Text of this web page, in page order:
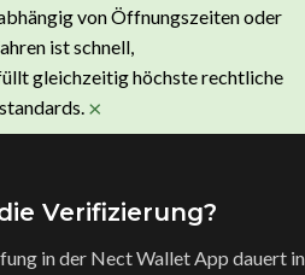
von Öffnungszeiten oder
ist schnell,
gleichzeitig höchste rechtliche
×
Verifizierung?
in der Nect Wallet App dauert in